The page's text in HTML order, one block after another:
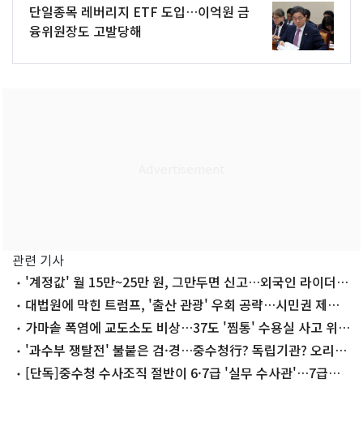
단일종목 레버리지 ETF 도입…이억원 금
융위원장도 고발당해
관련 기사
'계정값' 월 15만~25만 원, 그만두면 신고…외국인 라이더
'불법 굴레'
대법원에 막힌 트럼프, '출산 관광' 우회 공략…시민권 제한
재도전(종합)
가마솥 폭염에 교도소도 비상…37도 '찜통' 수용실 사고 위험
커진다
'과수부 쟁탈전' 불붙은 검·경…중수청行? 독립기관? 오리무
중 [단독]중수청 수사조직 절반이 6·7급 '실무 수사관'…7급